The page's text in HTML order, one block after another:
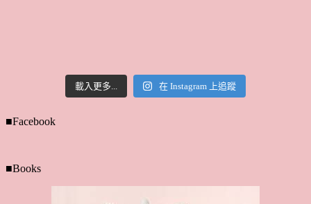
載入更多... 在 Instagram 上追蹤
■Facebook
■Books